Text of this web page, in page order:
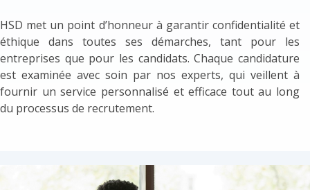
HSD met un point d’honneur à garantir confidentialité et
éthique dans toutes ses démarches, tant pour les
entreprises que pour les candidats. Chaque candidature
est examinée avec soin par nos experts, qui veillent à
fournir un service personnalisé et efficace tout au long
du processus de recrutement.